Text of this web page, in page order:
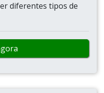
diferentes tipos de